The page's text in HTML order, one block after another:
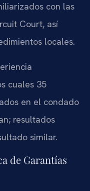
con las
Court, así
locales.
cuales 35
en el condado
resultados
similar.
de Garantías